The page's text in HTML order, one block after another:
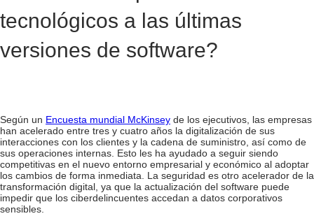
tecnológicos a las últimas
versiones de software?
Según un Encuesta mundial McKinsey de los ejecutivos, las empresas
han acelerado entre tres y cuatro años la digitalización de sus
interacciones con los clientes y la cadena de suministro, así como de
sus operaciones internas. Esto les ha ayudado a seguir siendo
competitivas en el nuevo entorno empresarial y económico al adoptar
los cambios de forma inmediata. La seguridad es otro acelerador de la
transformación digital, ya que la actualización del software puede
impedir que los ciberdelincuentes accedan a datos corporativos
sensibles.